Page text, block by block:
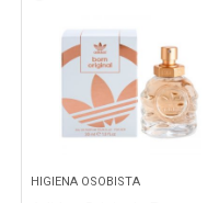
HIGIENA OSOBISTA